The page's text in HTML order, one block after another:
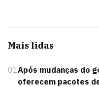
Mais lidas
01Após mudanças do
oferecem pacotes